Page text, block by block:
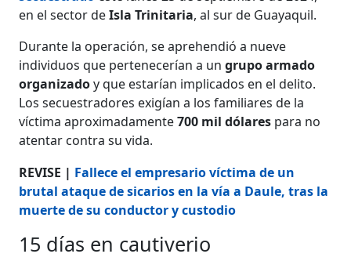
en el sector deIsla Trinitaria, al sur de Guayaquil.
Durante la operación, se aprehendió a nueve
individuos que pertenecerían a ungrupo armado
organizadoy que estarían implicados en el delito.
Los secuestradores exigían a los familiares de la
víctima aproximadamente700 mil dólares para no
atentar contra su vida.
REVISE | Fallece el empresario víctima de un
brutal ataque de sicarios en la vía a Daule, tras la
muerte de su conductor y custodio
15 días en cautiverio